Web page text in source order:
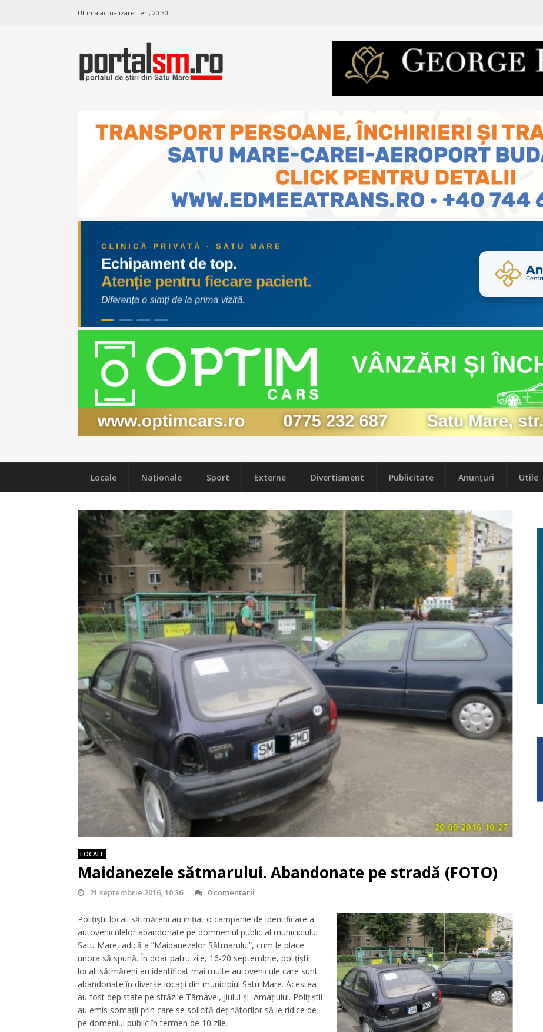
Ultima actualizare: ieri, 20:30
Locale Naţionale Sport Externe Divertisment Publicitate Anunțuri Utile
LOCALE
Maidanezele sătmarului. Abandonate pe stradă (FOTO)
21 septembrie 2016, 10:36 0 comentarii
Polițiștii locali sătmăreni au inițiat o campanie de identificare a
autovehiculelor abandonate pe domneniul public al municipiului
Satu Mare, adică a ”Maidanezelor Sătmarului”, cum le place
unora să spună. În doar patru zile, 16-20 septembrie, polițiștii
locali sătmăreni au identificat mai multe autovehicule care sunt
abandonate în diverse locaţii din municipiul Satu Mare. Acestea
au fost depistate pe străzile Târnavei, Jiului și Amaţiului. Polițiștii
au emis somații prin care se solicită deţinătorilor să le ridice de
pe domeniul public în termen de 10 zile.